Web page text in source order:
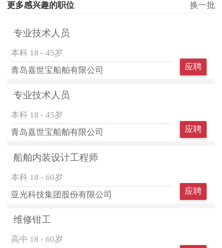
更多感兴趣的职位 换一批
专业技术人员
本科 18 - 45岁
青岛嘉世宝船舶有限公司
应聘
专业技术人员
本科 18 - 45岁
青岛嘉世宝船舶有限公司
应聘
船舶内装设计工程师
本科 18 - 60岁
亚光科技集团股份有限公司
应聘
维修钳工
高中 18 - 60岁